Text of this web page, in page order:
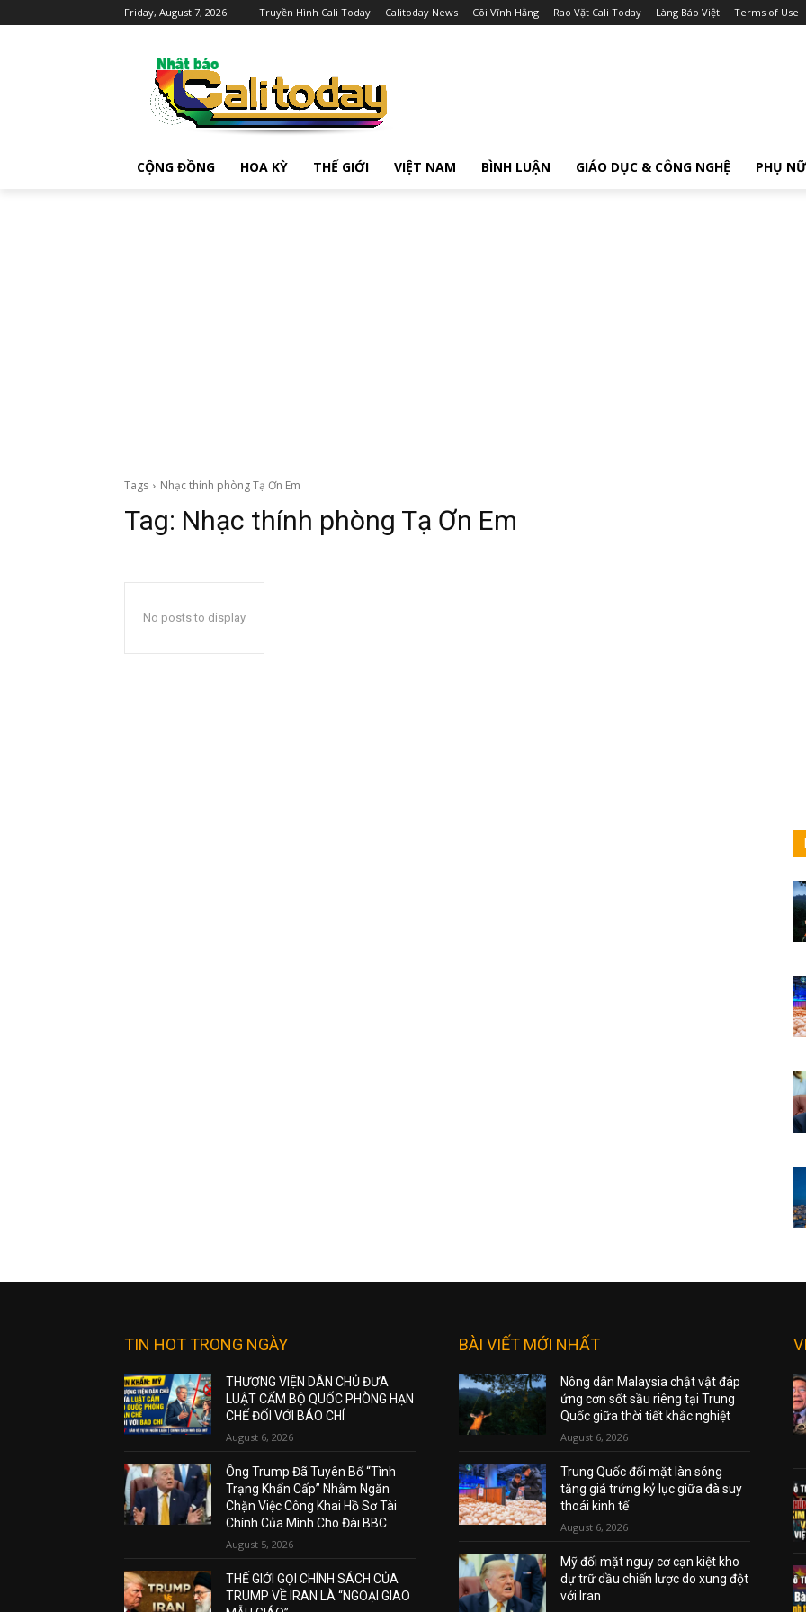
Friday, August 7, 2026 Truyền Hình Cali Today Calitoday News Cõi Vĩnh Hằng Rao Vặt Cali Today Làng Báo Việt Terms of Use
CỘNG ĐỒNG HOA KỲ THẾ GIỚI VIỆT NAM BÌNH LUẬN GIÁO DỤC & CÔNG NGHỆ PHỤ NỮ
Tags Nhạc thính phòng Tạ Ơn Em
Tag: Nhạc thính phòng Tạ Ơn Em
No posts to display
TIN HOT TRONG NGÀY
THƯỢNG VIỆN DÂN CHỦ ĐƯA
LUẬT CẤM BỘ QUỐC PHÒNG HẠN
CHẾ ĐỐI VỚI BÁO CHÍ
August 6, 2026
Ông Trump Đã Tuyên Bố “Tình
Trạng Khẩn Cấp” Nhằm Ngăn
Chặn Việc Công Khai Hồ Sơ Tài
Chính Của Mình Cho Đài BBC
August 5, 2026
THẾ GIỚI GỌI CHÍNH SÁCH CỦA
TRUMP VỀ IRAN LÀ “NGOẠI GIAO
BÀI VIẾT MỚI NHẤT
Nông dân Malaysia chật vật đáp
ứng cơn sốt sầu riêng tại Trung
Quốc giữa thời tiết khắc nghiệt
August 6, 2026
Trung Quốc đối mặt làn sóng
tăng giá trứng kỷ lục giữa đà suy
thoái kinh tế
August 6, 2026
Mỹ đối mặt nguy cơ cạn kiệt kho
dự trữ dầu chiến lược do xung đột
với Iran